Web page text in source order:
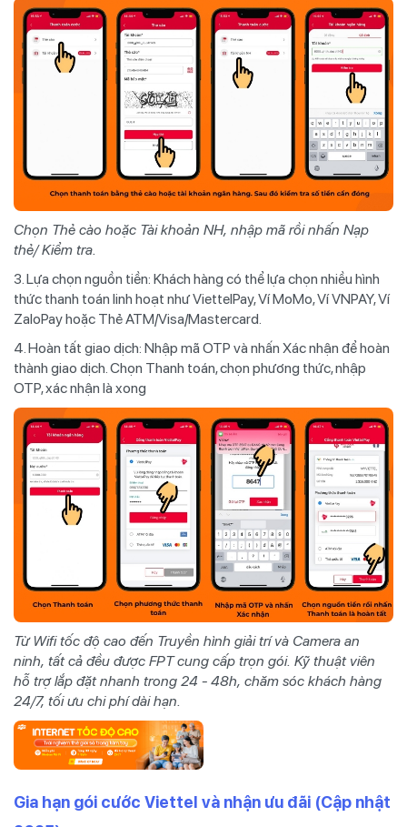
Chọn Thẻ cào hoặc Tài khoản NH, nhập mã rồi nhấn Nạp
thẻ/ Kiểm tra.
3. Lựa chọn nguồn tiền: Khách hàng có thể lựa chọn nhiều hình
thức thanh toán linh hoạt như ViettelPay, Ví MoMo, Ví VNPAY, Ví
ZaloPay hoặc Thẻ ATM/Visa/Mastercard.
4. Hoàn tất giao dịch: Nhập mã OTP và nhấn Xác nhận để hoàn
thành giao dịch. Chọn Thanh toán, chọn phương thức, nhập
OTP, xác nhận là xong
Từ Wifi tốc độ cao đến Truyền hình giải trí và Camera an
ninh, tất cả đều được FPT cung cấp trọn gói. Kỹ thuật viên
hỗ trợ lắp đặt nhanh trong 24 - 48h, chăm sóc khách hàng
24/7, tối ưu chi phí dài hạn.
Gia hạn gói cước Viettel và nhận ưu đãi (Cập nhật